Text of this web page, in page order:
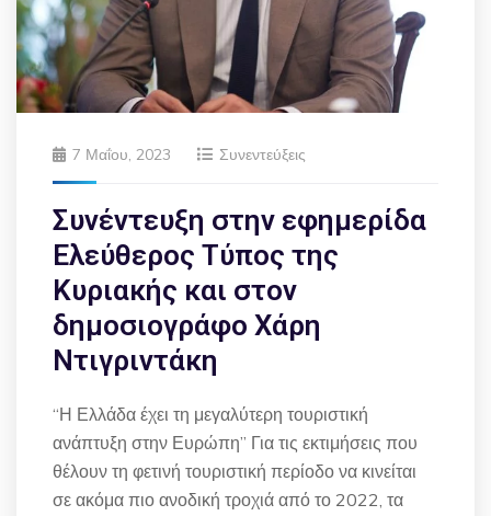
7 Μαΐου, 2023 Συνεντεύξεις
Συνέντευξη στην εφημερίδα
Ελεύθερος Τύπος της
Κυριακής και στον
δημοσιογράφο Χάρη
Ντιγριντάκη
“Η Ελλάδα έχει τη μεγαλύτερη τουριστική
ανάπτυξη στην Ευρώπη” Για τις εκτιμήσεις που
θέλουν τη φετινή τουριστική περίοδο να κινείται
σε ακόμα πιο ανοδική τροχιά από το 2022, τα